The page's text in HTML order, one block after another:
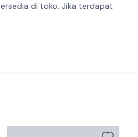
di toko. Jika terdapat